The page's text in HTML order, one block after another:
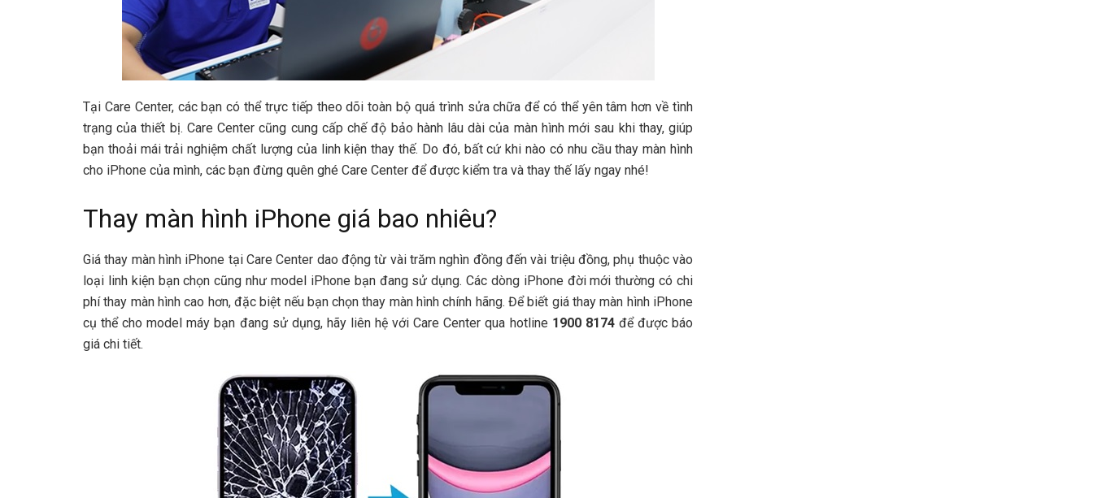
Tại Care Center, các bạn có thể trực tiếp theo dõi toàn bộ quá trình sửa chữa để có thể yên tâm hơn về tình
trạng của thiết bị. Care Center cũng cung cấp chế độ bảo hành lâu dài của màn hình mới sau khi thay, giúp
bạn thoải mái trải nghiệm chất lượng của linh kiện thay thế. Do đó, bất cứ khi nào có nhu cầu thay màn hình
cho iPhone của mình, các bạn đừng quên ghé Care Center để được kiểm tra và thay thế lấy ngay nhé!
Thay màn hình iPhone giá bao nhiêu?
Giá thay màn hình iPhone tại Care Center dao động từ vài trăm nghìn đồng đến vài triệu đồng, phụ thuộc vào
loại linh kiện bạn chọn cũng như model iPhone bạn đang sử dụng. Các dòng iPhone đời mới thường có chi
phí thay màn hình cao hơn, đặc biệt nếu bạn chọn thay màn hình chính hãng. Để biết giá thay màn hình iPhone
cụ thể cho model máy bạn đang sử dụng, hãy liên hệ với Care Center qua hotline 1900 8174để được báo
giá chi tiết.